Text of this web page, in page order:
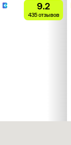
9.2
435 отзывов